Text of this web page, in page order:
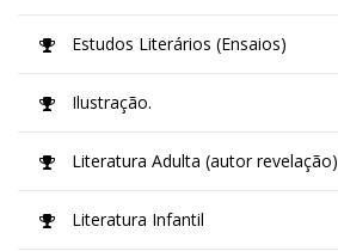
Estudos Literários (Ensaios)
Ilustração.
Literatura Adulta (autor revelação)
Literatura Infantil